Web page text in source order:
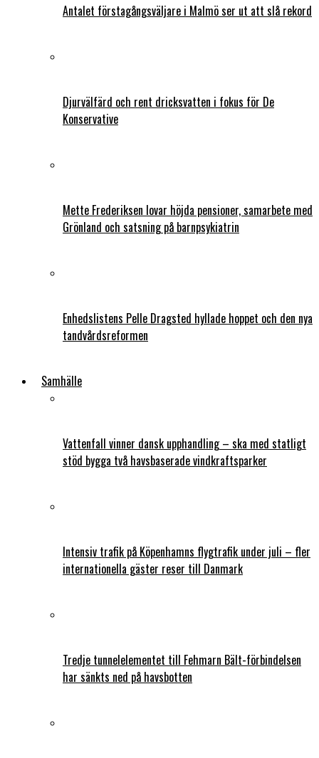
Antalet förstagångsväljare i Malmö ser ut att slå rekord
Djurvälfärd och rent dricksvatten i fokus för De
Konservative
Mette Frederiksen lovar höjda pensioner, samarbete med
Grönland och satsning på barnpsykiatrin
Enhedslistens Pelle Dragsted hyllade hoppet och den nya
tandvårdsreformen
Samhälle
Vattenfall vinner dansk upphandling – ska med statligt
stöd bygga två havsbaserade vindkraftsparker
Intensiv trafik på Köpenhamns flygtrafik under juli – fler
internationella gäster reser till Danmark
Tredje tunnelelementet till Fehmarn Bält-förbindelsen
har sänkts ned på havsbotten